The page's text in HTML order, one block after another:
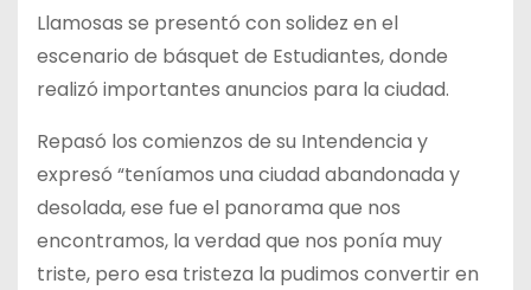
Llamosas se presentó con solidez en el
escenario de básquet de Estudiantes, donde
realizó importantes anuncios para la ciudad.
Repasó los comienzos de su Intendencia y
expresó “teníamos una ciudad abandonada y
desolada, ese fue el panorama que nos
encontramos, la verdad que nos ponía muy
triste, pero esa tristeza la pudimos convertir en